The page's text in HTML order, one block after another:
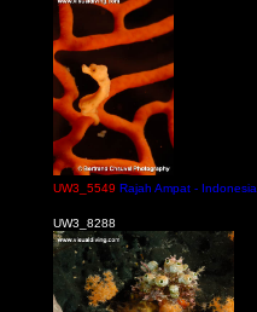
UW3_5549 Rajah Ampat - Indonesia
UW3_8288